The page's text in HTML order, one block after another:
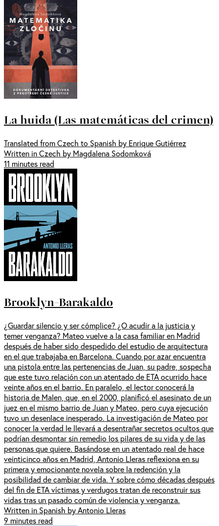
La huida (Las matemáticas del crimen)
Translated from Czech to Spanish by Enrique Gutiérrez
Written in Czech by Magdalena Sodomková
11 minutes read
Brooklyn-Barakaldo
¿Guardar silencio y ser cómplice? ¿O acudir a la justicia y
temer venganza? Mateo vuelve a la casa familiar en Madrid
después de haber sido despedido del estudio de arquitectura
en el que trabajaba en Barcelona. Cuando por azar encuentra
una pistola entre las pertenencias de Juan, su padre, sospecha
que este tuvo relación con un atentado de ETA ocurrido hace
veinte años en el barrio. En paralelo, el lector conocerá la
historia de Malen, que, en el 2000, planificó el asesinato de un
juez en el mismo barrio de Juan y Mateo, pero cuya ejecución
tuvo un desenlace inesperado. La investigación de Mateo por
conocer la verdad le llevará a desentrañar secretos ocultos que
podrían desmontar sin remedio los pilares de su vida y de las
personas que quiere. Basándose en un atentado real de hace
veinticinco años en Madrid, Antonio Lleras reflexiona en su
primera y emocionante novela sobre la redención y la
posibilidad de cambiar de vida. Y sobre cómo décadas después
del fin de ETA víctimas y verdugos tratan de reconstruir sus
vidas tras un pasado común de violencia y venganza.
Written in Spanish by Antonio Lleras
9 minutes read